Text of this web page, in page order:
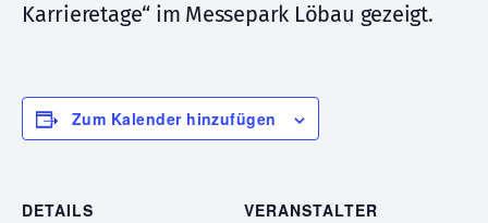
Karrieretage“ im Messepark Löbau gezeigt.
Zum Kalender hinzufügen
DETAILS
VERANSTALTER